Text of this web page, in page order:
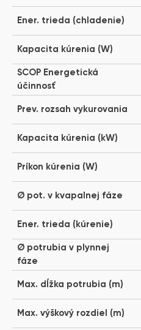
Ener. trieda (chladenie)
Kapacita kúrenia (W)
SCOP Energetická
účinnosť
Prev. rozsah vykurovania
Kapacita kúrenia (kW)
Príkon kúrenia (W)
Ø pot. v kvapalnej fáze
Ener. trieda (kúrenie)
Ø potrubia v plynnej
fáze
Max. dĺžka potrubia (m)
Max. výškový rozdiel (m)